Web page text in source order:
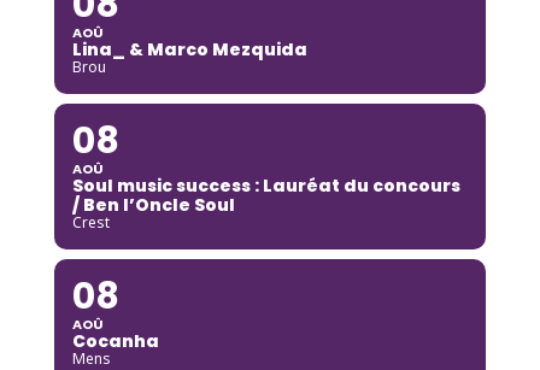
AOÛ
Lina_ & Marco Mezquida
Brou
08
AOÛ
Soul music success : Lauréat du concours
/ Ben l’Oncle Soul
Crest
08
AOÛ
Cocanha
Mens